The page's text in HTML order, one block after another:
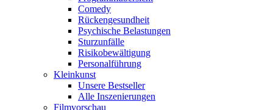
Comedy
Rückengesundheit
Psychische Belastungen
Sturzunfälle
Risikobewältigung
Personalführung
Kleinkunst
Unsere Bestseller
Alle Inszenierungen
Filmvorschau